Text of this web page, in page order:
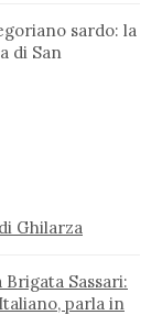
sardo: la
di San
Ghilarza
Sassari:
parla in